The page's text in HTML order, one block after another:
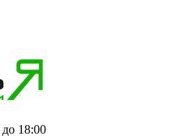
18:00